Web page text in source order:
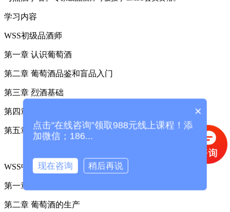
学习内容
WSS初级品酒师
第一章 认识葡萄酒
第二章 葡萄酒品鉴和盲品入门
第三章 烈酒基础
第四章 侍酒和餐桌礼仪
第五章 实用指南
WSS中级品酒师
第一章 葡萄酒品鉴体系和葡萄酒服务
第二章 葡萄酒的生产
×
点击"在线咨询”领取988元线上课程！添
加微信；186...
现在咨询 稍后再说